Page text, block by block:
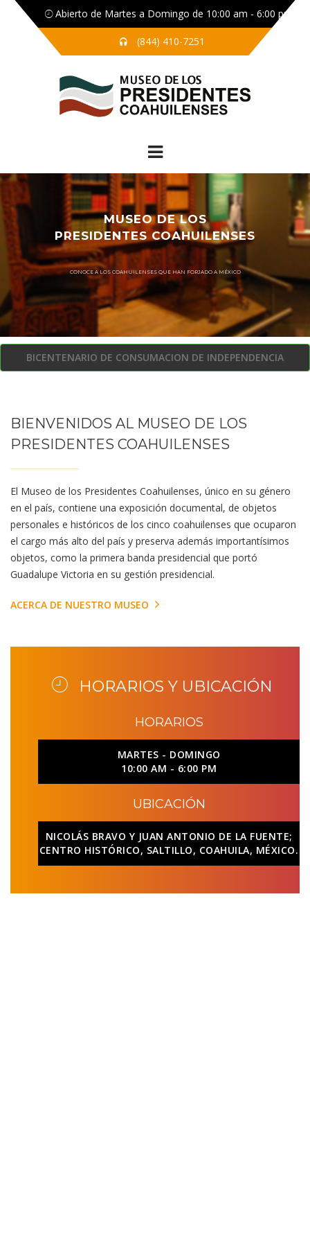
Abierto de Martes a Domingo de 10:00 am - 6:00 pm
(844) 410-7251
MUSEO DE LOS
PRESIDENTES COAHUILENSES
CONOCE A LOS COAHUILENSES QUE HAN FORJADO A MÉXICO
BICENTENARIO DE CONSUMACION DE INDEPENDENCIA
BIENVENIDOS AL MUSEO DE LOS
PRESIDENTES COAHUILENSES
El Museo de los Presidentes Coahuilenses, único en su género
en el país, contiene una exposición documental, de objetos
personales e históricos de los cinco coahuilenses que ocuparon
el cargo más alto del país y preserva además importantísimos
objetos, como la primera banda presidencial que portó
Guadalupe Victoria en su gestión presidencial.
ACERCA DE NUESTRO MUSEO
HORARIOS Y UBICACIÓN
HORARIOS
MARTES - DOMINGO
10:00 AM - 6:00 PM
UBICACIÓN
NICOLÁS BRAVO Y JUAN ANTONIO DE LA FUENTE;
CENTRO HISTÓRICO, SALTILLO, COAHUILA, MÉXICO.